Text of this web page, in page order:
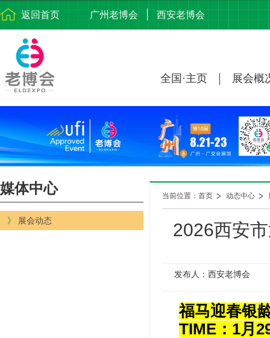
返回首页 广州老博会 西安老博会
全国·主页 展会概
媒体中心
》 展会动态
当前位置：首页 动态中心
2026西安
发布人：西安老博会
福马迎春银
TIME：1月